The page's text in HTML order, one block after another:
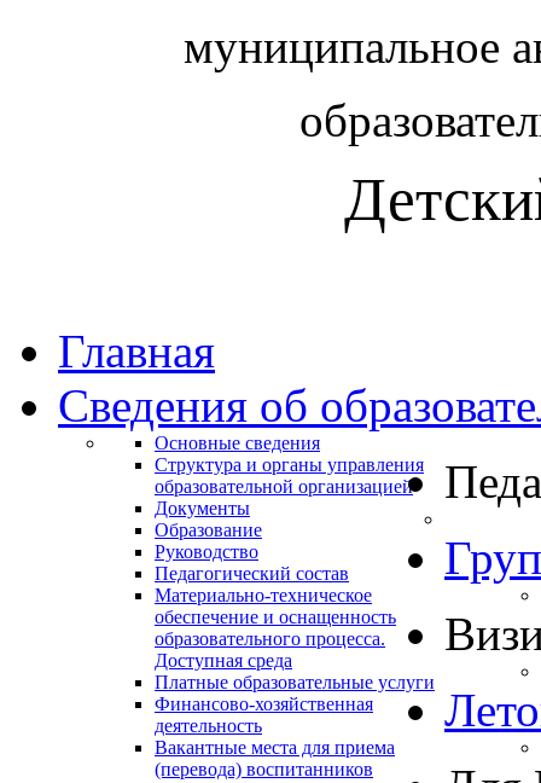
муниципальное
Главная
Сведения об
Основные сведения
Структура и органы управления
образовательной организацией
Документы
Образование
Руководство
Педагогический состав
Материально-техническое
обеспечение и оснащенность
образовательного процесса.
Доступная среда
Платные образовательные услуги
Финансово-хозяйственная
деятельность
Вакантные места для приема
(перевода) воспитанников